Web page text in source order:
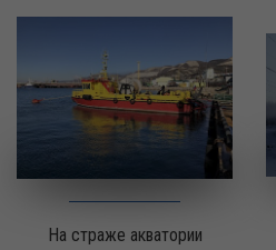
На страже акватории